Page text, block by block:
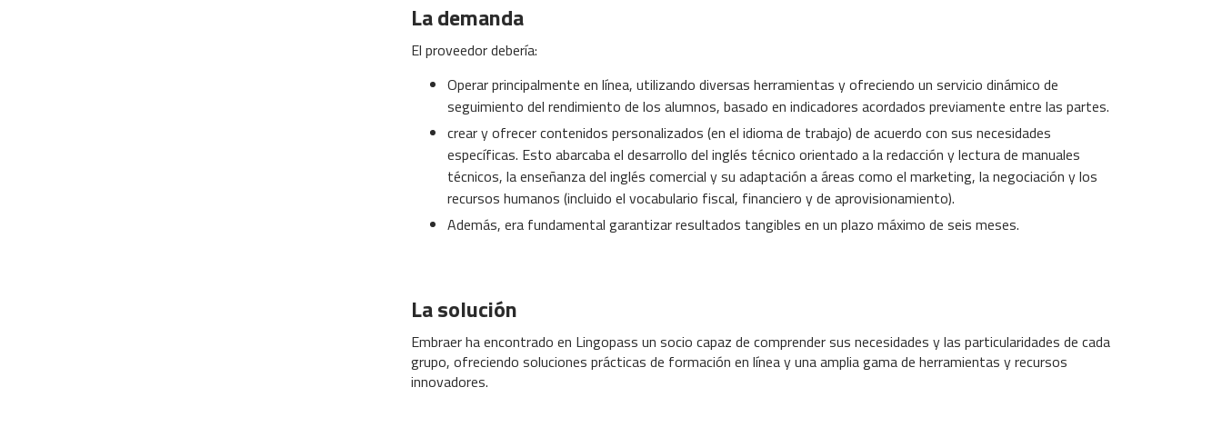
La demanda
El proveedor debería:
Operar principalmente en línea, utilizando diversas herramientas y ofreciendo un servicio dinámico de
seguimiento del rendimiento de los alumnos, basado en indicadores acordados previamente entre las partes.
crear y ofrecer contenidos personalizados (en el idioma de trabajo) de acuerdo con sus necesidades
específicas. Esto abarcaba el desarrollo del inglés técnico orientado a la redacción y lectura de manuales
técnicos, la enseñanza del inglés comercial y su adaptación a áreas como el marketing, la negociación y los
recursos humanos (incluido el vocabulario fiscal, financiero y de aprovisionamiento).
Además, era fundamental garantizar resultados tangibles en un plazo máximo de seis meses.
La solución
Embraer ha encontrado en Lingopass un socio capaz de comprender sus necesidades y las particularidades de cada
grupo, ofreciendo soluciones prácticas de formación en línea y una amplia gama de herramientas y recursos
innovadores.